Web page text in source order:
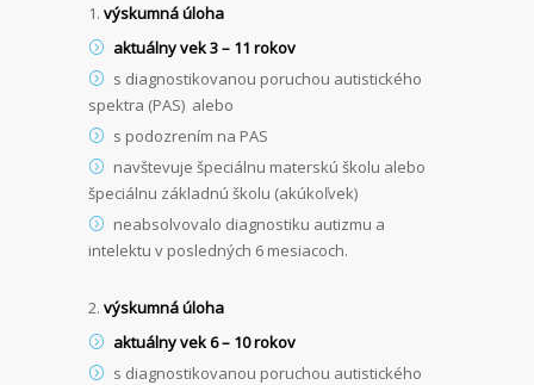
výskumná úloha
aktuálny vek 3 – 11 rokov
s diagnostikovanou poruchou autistického
spektra (PAS) alebo
s podozrením na PAS
navštevuje špeciálnu materskú školu alebo
špeciálnu základnú školu (akúkoľvek)
neabsolvovalo diagnostiku autizmu a
intelektu v posledných 6 mesiacoch.
výskumná úloha
aktuálny vek 6 – 10 rokov
s diagnostikovanou poruchou autistického